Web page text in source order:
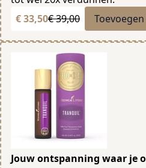
€ 33,50€ 39,00 Toevoegen
Jouw ontspanning waar je